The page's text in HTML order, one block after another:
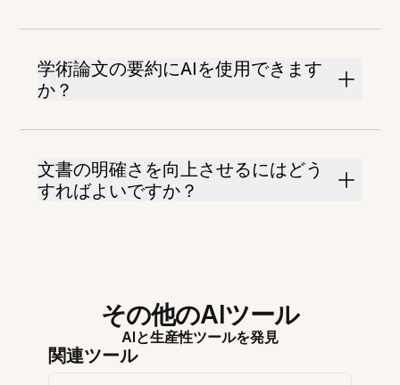
学術論文の要約にAIを使用できます
か？
文書の明確さを向上させるにはどう
すればよいですか？
その他のAIツール
AIと生産性ツールを発見
関連ツール